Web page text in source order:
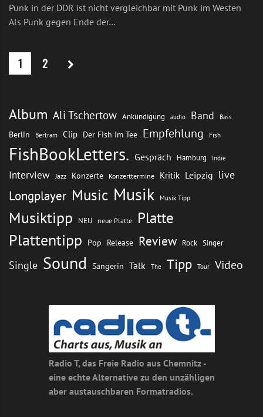
Punk in der DDR ist nicht vergleichbar mit Punk im Westen
Als Punk gegen Ende der…
1 2
Album Ali Tschertow Ankündigung audio Band Bass
Berlin Bertram Clip Der Fish Im Tee Empfehlung Fish
FishBookLetters. Gespräch Hamburg Indie
Interview Jazz Konzerte Konzerttermine Kritik Leipzig live
Longplayer Music Musik Musik Tipp
Musiktipp NEU neue Platte Platte
Plattentipp Pop Release Review Rock Singer
Single Sound Sängerin Talk The Tipp Tour Video
Radio T, das Freie Radio aus Chemnitz -
eine echte Alternative zu den unzähligen
aber austauschbaren Formatradios.